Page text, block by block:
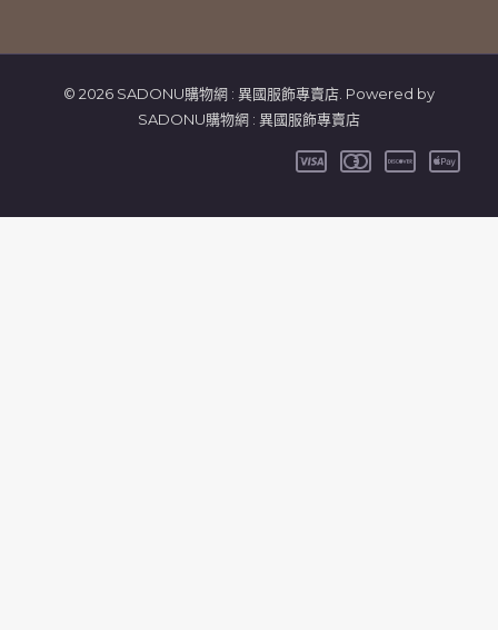
© 2026 SADONU購物網 : 異國服飾專賣店. Powered by
SADONU購物網 : 異國服飾專賣店